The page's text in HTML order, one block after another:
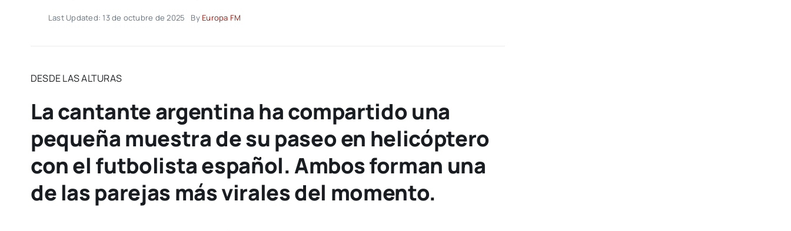
Last Updated: 13 de octubre de 2025 By Europa FM
DESDE LAS ALTURAS
La cantante argentina ha compartido una
pequeña muestra de su paseo en helicóptero
con el futbolista español. Ambos forman una
de las parejas más virales del momento.